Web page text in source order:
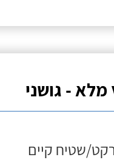
- גושני
שטיח קיים